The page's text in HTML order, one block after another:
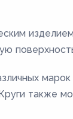
также